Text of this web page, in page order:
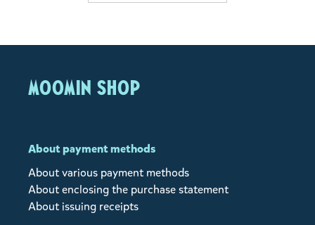
MOOMIN SHOP
About payment methods
About various payment methods
About enclosing the purchase statement
About issuing receipts